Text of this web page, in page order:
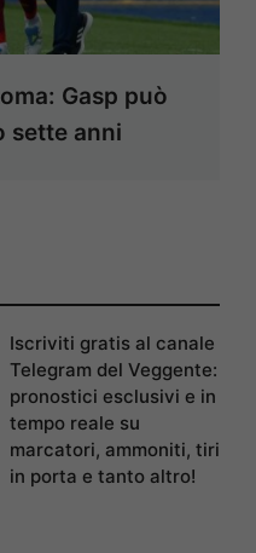
Gasp può
sette anni
Iscriviti gratis al canale
Telegram del Veggente:
pronostici esclusivi e in
tempo reale su
marcatori, ammoniti, tiri
in porta e tanto altro!